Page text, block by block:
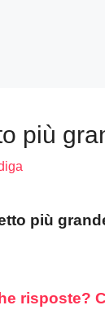
più
più
risposte?